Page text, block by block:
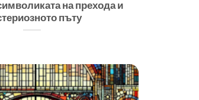
на прехода и
пъту